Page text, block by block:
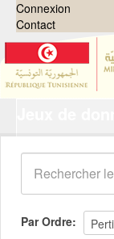
Connexion
Contact
Organisations
Groupes
Demandes 0
À propos
Par Ordre